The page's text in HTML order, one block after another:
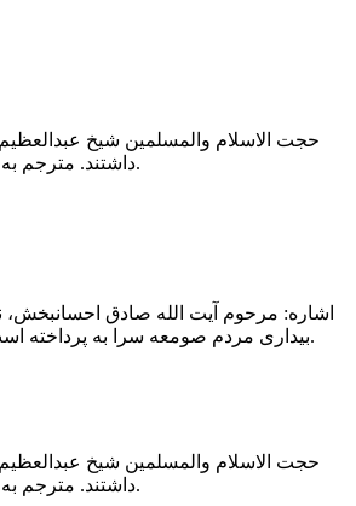
داشتند. مترجم به سال ۱۳۲۲ برای کسب کمالات به رشت عزیمت نمود و از محاضر بزرگان علم که اکثر مجتهد بودند، مقدمات و صرف و ادبیات را آموخت.
اشاره: مرحوم آیت الله صادق احسانبخش،
بیداری مردم صومعه سرا به پرداخته است. این نوشته احسانبخش در آخرین روزهای حیاتش نگاشته شده و در سال ۱۳۸۰ چند ماه بعد از فوتش در کتاب دانشوران و دولتمردان گیل و دیلم، منتشر گشت.
حجت الاسلام والمسلمین شیخ عبدالعظیم یکتا به سال ۱۳۰۵ از
داشتند. مترجم به سال ۱۳۲۲ برای کسب کمالات به رشت عزیمت نمود و از محاضر بزرگان علم که اکثر مجتهد بودند، مقدمات و صرف و ادبیات را آموخت.